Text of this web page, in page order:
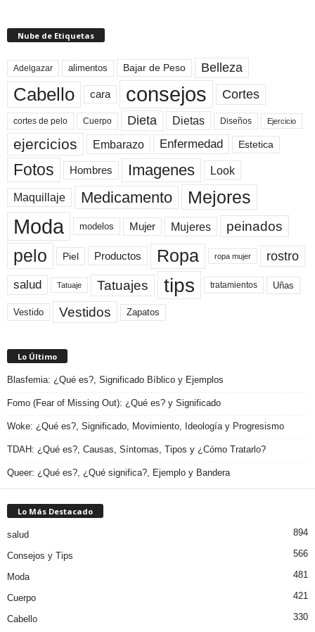
Nube de Etiquetas
Adelgazar alimentos Bajar de Peso Belleza
Cabello cara consejos Cortes
cortes de pelo Cuerpo Dieta Dietas Diseños Ejercicio
ejercicios Embarazo Enfermedad Estetica
Fotos Hombres Imagenes Look
Maquillaje Medicamento Mejores
Moda modelos Mujer Mujeres peinados
pelo Piel Productos Ropa ropa mujer rostro
salud Tatuaje Tatuajes tips tratamientos Uñas
Vestido Vestidos Zapatos
Lo Último
Blasfemia: ¿Qué es?, Significado Bíblico y Ejemplos
Fomo (Fear of Missing Out): ¿Qué es? y Significado
Woke: ¿Qué es?, Significado, Movimiento, Ideología y Progresismo
TDAH: ¿Qué es?, Causas, Síntomas, Tipos y ¿Cómo Tratarlo?
Queer: ¿Qué es?, ¿Qué significa?, Ejemplo y Bandera
Lo Más Destacado
salud 894
Consejos y Tips 566
Moda 481
Cuerpo 421
Cabello 330